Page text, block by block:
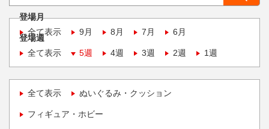
登場月
全て表示
9月 8月 7月 6月
登場週
全て表示
5週 4週 3週 2週 1週
全て表示 ぬいぐるみ・クッション
フィギュア・ホビー